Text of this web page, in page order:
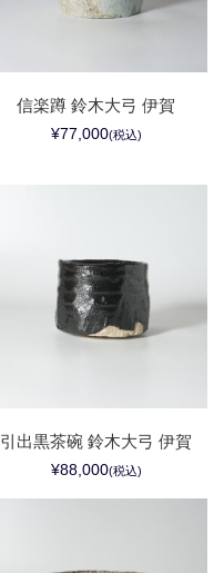
信楽蹲 鈴木大弓 伊賀
¥77,000(税込)
引出黒茶碗 鈴木大弓 伊賀
¥88,000(税込)